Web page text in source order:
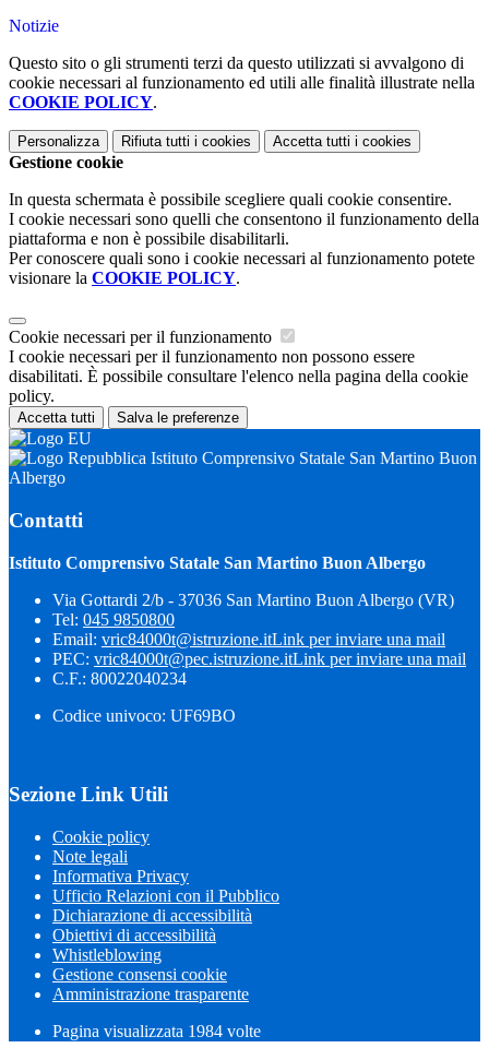
Notizie
Questo sito o gli strumenti terzi da questo utilizzati si avvalgono di
cookie necessari al funzionamento ed utili alle finalità illustrate nella
COOKIE POLICY.
Personalizza Rifiuta tutti i cookies Accetta tutti i cookies
Gestione cookie
In questa schermata è possibile scegliere quali cookie consentire.
I cookie necessari sono quelli che consentono il funzionamento della
piattaforma e non è possibile disabilitarli.
Per conoscere quali sono i cookie necessari al funzionamento potete
visionare la COOKIE POLICY.
Cookie necessari per il funzionamento
I cookie necessari per il funzionamento non possono essere
disabilitati. È possibile consultare l'elenco nella pagina della cookie
policy.
Accetta tutti Salva le preferenze
Istituto Comprensivo Statale San Martino Buon
Albergo
Contatti
Istituto Comprensivo Statale San Martino Buon Albergo
Via Gottardi 2/b - 37036 San Martino Buon Albergo (VR)
Tel: 045 9850800
Email: vric84000t@istruzione.itLink per inviare una mail
PEC: vric84000t@pec.istruzione.itLink per inviare una mail
C.F.: 80022040234
Codice univoco: UF69BO
Sezione Link Utili
Cookie policy
Note legali
Informativa Privacy
Ufficio Relazioni con il Pubblico
Dichiarazione di accessibilità
Obiettivi di accessibilità
Whistleblowing
Gestione consensi cookie
Amministrazione trasparente
Pagina visualizzata 1984 volte